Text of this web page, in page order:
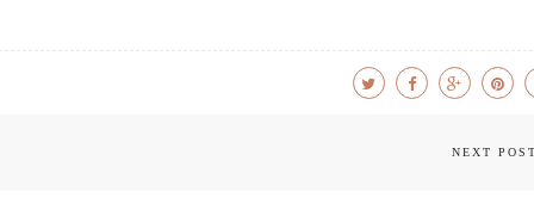
NEXT